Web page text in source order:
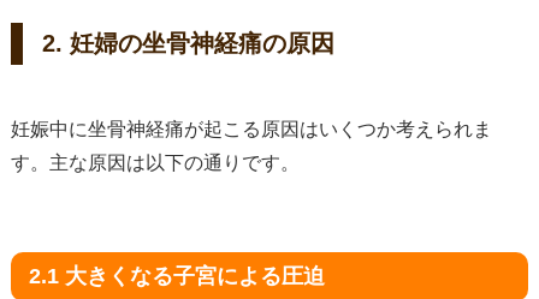
2. 妊婦の坐骨神経痛の原因
妊娠中に坐骨神経痛が起こる原因はいくつか考えられま
す。主な原因は以下の通りです。
2.1 大きくなる子宮による圧迫